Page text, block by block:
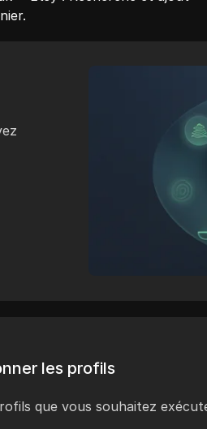
les profils
que vous souhaitez